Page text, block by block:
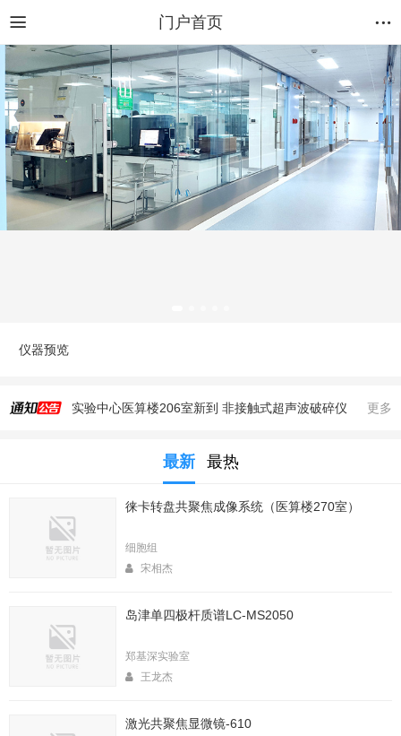
门户首页
仪器预览
实验中心医算楼206室新到 非接触式超声波破碎仪
生命科学实验中心2025年暑期值班表
医算楼（西区田径场新楼）二楼（206室）新到一台落地式超离和一台高速冷冻离心机
2025年4月春季大型仪器培训安排
生命中心2025寒假值班表
2026年春季大型仪器培训安排
生命科学实验中心2026年寒假值班表
更多
最新 最热
徕卡转盘共聚焦成像系统（医算楼270室）
细胞组
宋相杰
岛津单四极杆质谱LC-MS2050
郑基深实验室
王龙杰
激光共聚焦显微镜-610